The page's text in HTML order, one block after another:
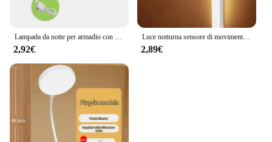
Lampada da notte per armadio con sensore di movimento a luce notturna a LED senza fili per la retroilluminazione della scala dell'armadio della luce del rilevatore della camera da letto della cucina
2,92€
Luce notturna sensore di movimento luce Wireless LED TYPE-C lampada ricaricabile lampada da armadio smart led Light bar lampada a LED per un armadio
2,89€